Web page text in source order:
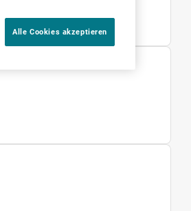
Alle Cookies akzeptieren